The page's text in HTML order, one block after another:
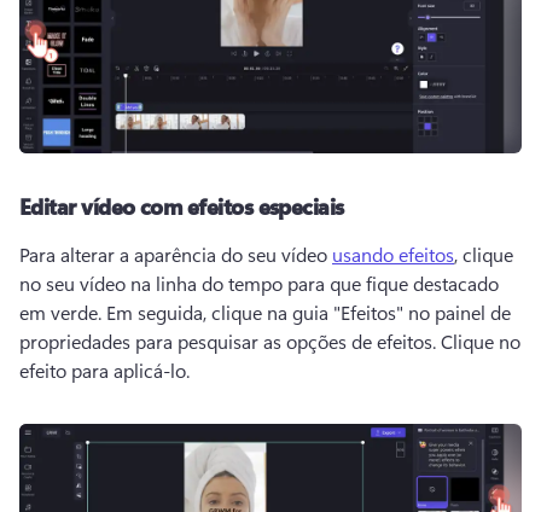
Editar vídeo com efeitos especiais
Para alterar a aparência do seu vídeo usando efeitos, clique
no seu vídeo na linha do tempo para que fique destacado
em verde. Em seguida, clique na guia "Efeitos" no painel de
propriedades para pesquisar as opções de efeitos. Clique no
efeito para aplicá-lo.